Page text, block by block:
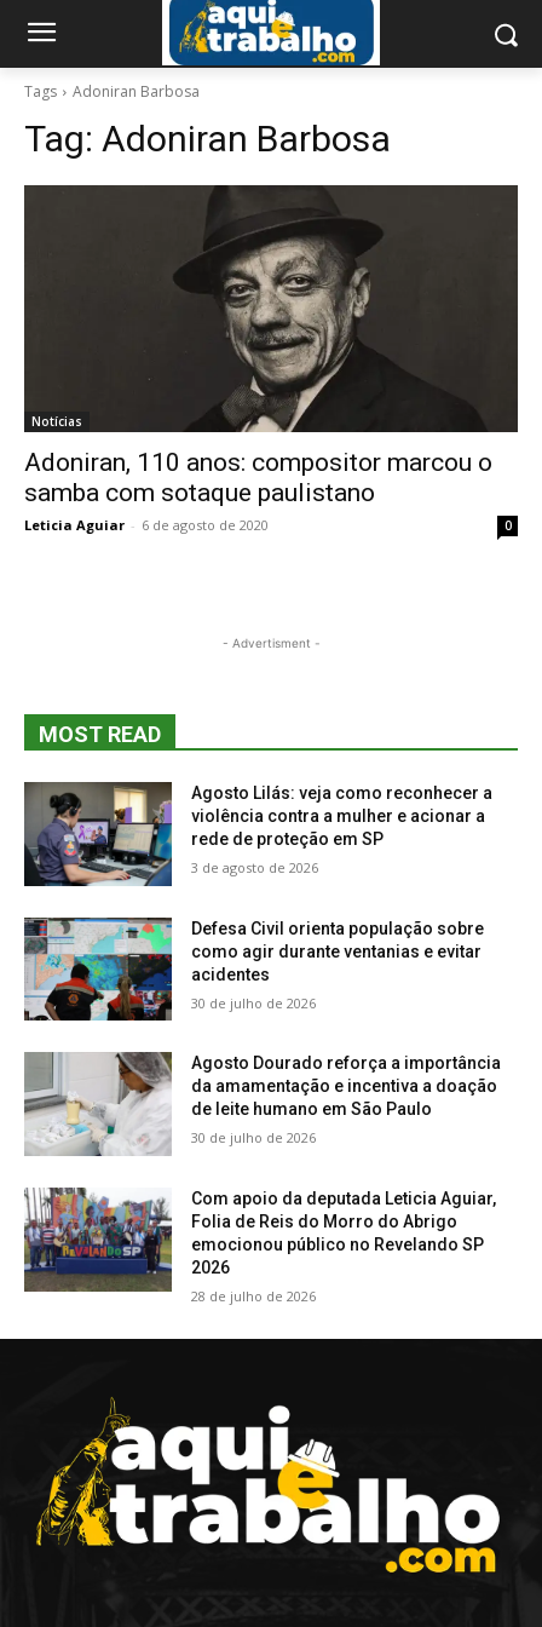
Tags Adoniran Barbosa
Tag: Adoniran Barbosa
Notícias
Adoniran, 110 anos: compositor marcou o
samba com sotaque paulistano
Leticia Aguiar - 6 de agosto de 2020 0
- Advertisment -
MOST READ
Agosto Lilás: veja como reconhecer a
violência contra a mulher e acionar a
rede de proteção em SP
3 de agosto de 2026
Defesa Civil orienta população sobre
como agir durante ventanias e evitar
acidentes
30 de julho de 2026
Agosto Dourado reforça a importância
da amamentação e incentiva a doação
de leite humano em São Paulo
30 de julho de 2026
Com apoio da deputada Leticia Aguiar,
Folia de Reis do Morro do Abrigo
emocionou público no Revelando SP
2026
28 de julho de 2026